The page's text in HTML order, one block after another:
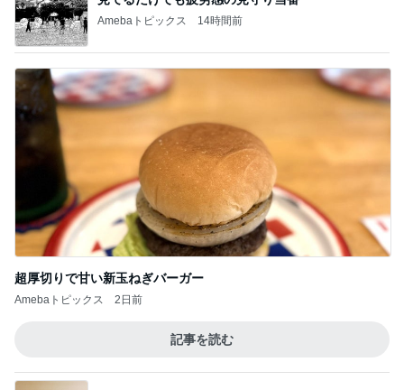
Amebaトピックス 14時間前
超厚切りで甘い新玉ねぎバーガー
Amebaトピックス 2日前
記事を読む